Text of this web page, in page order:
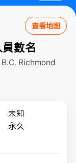
查看地图
數名
Richmond
未知
永久